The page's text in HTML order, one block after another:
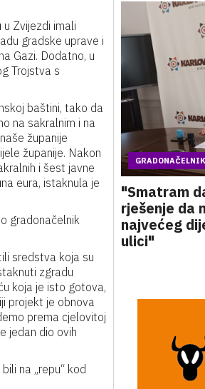
Zvijezdi imali
gradske uprave i
Gazi. Dodatno, u
Trojstva s
baštini, tako da
na sakralnim i na
županije
županije. Nakon
i šest javne
eura, istaknula je
gradonačelnik
sredstva koja su
zgradu
koja je isto gotova,
projekt je obnova
prema cjelovitoj
jedan dio ovih
na „repu“ kod
"Smatram
rješenje da
najvećeg
ulici"